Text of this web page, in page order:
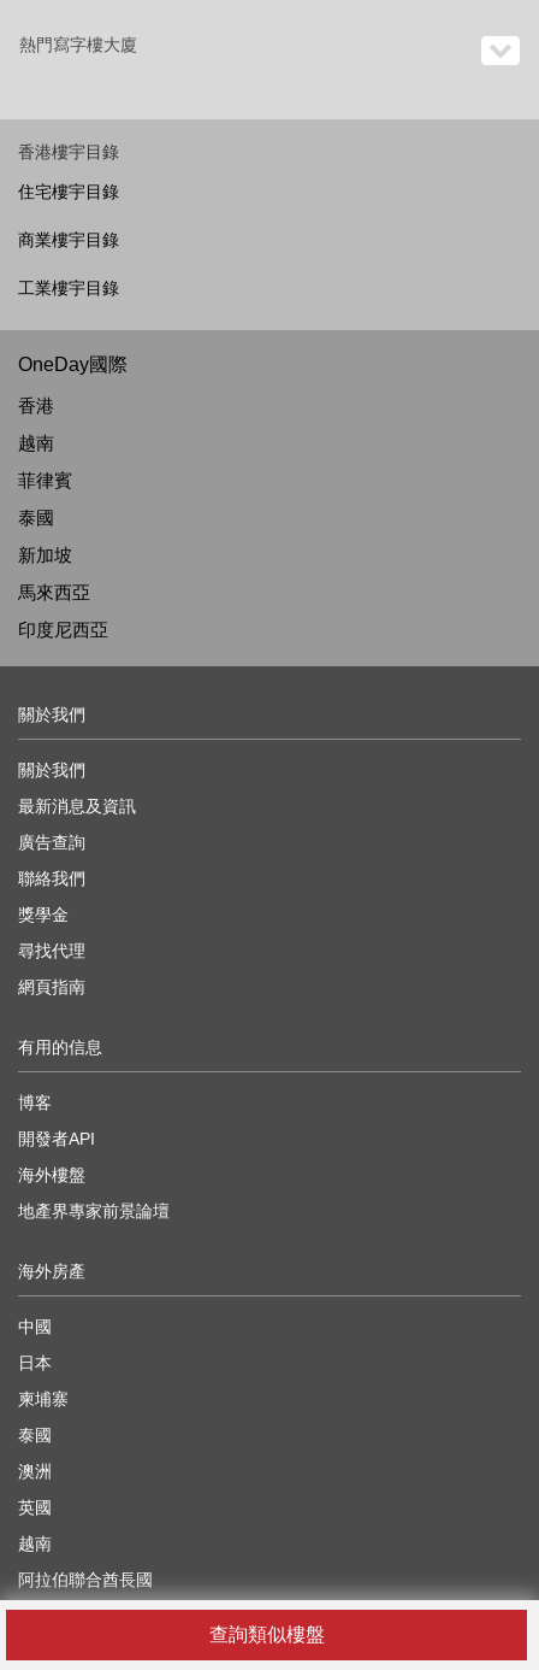
查詢類似樓盤
熱門寫字樓大廈
香港樓宇目錄
住宅樓宇目錄
商業樓宇目錄
工業樓宇目錄
OneDay國際
香港
越南
菲律賓
泰國
新加坡
馬來西亞
印度尼西亞
關於我們
關於我們
最新消息及資訊
廣告查詢
聯絡我們
獎學金
尋找代理
網頁指南
有用的信息
博客
開發者API
海外樓盤
地產界專家前景論壇
海外房產
中國
日本
柬埔寨
泰國
澳洲
英國
越南
阿拉伯聯合酋長國